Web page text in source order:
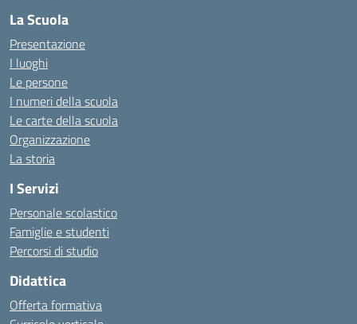
La Scuola
Presentazione
I luoghi
Le persone
I numeri della scuola
Le carte della scuola
Organizzazione
La storia
I Servizi
Personale scolastico
Famiglie e studenti
Percorsi di studio
Didattica
Offerta formativa